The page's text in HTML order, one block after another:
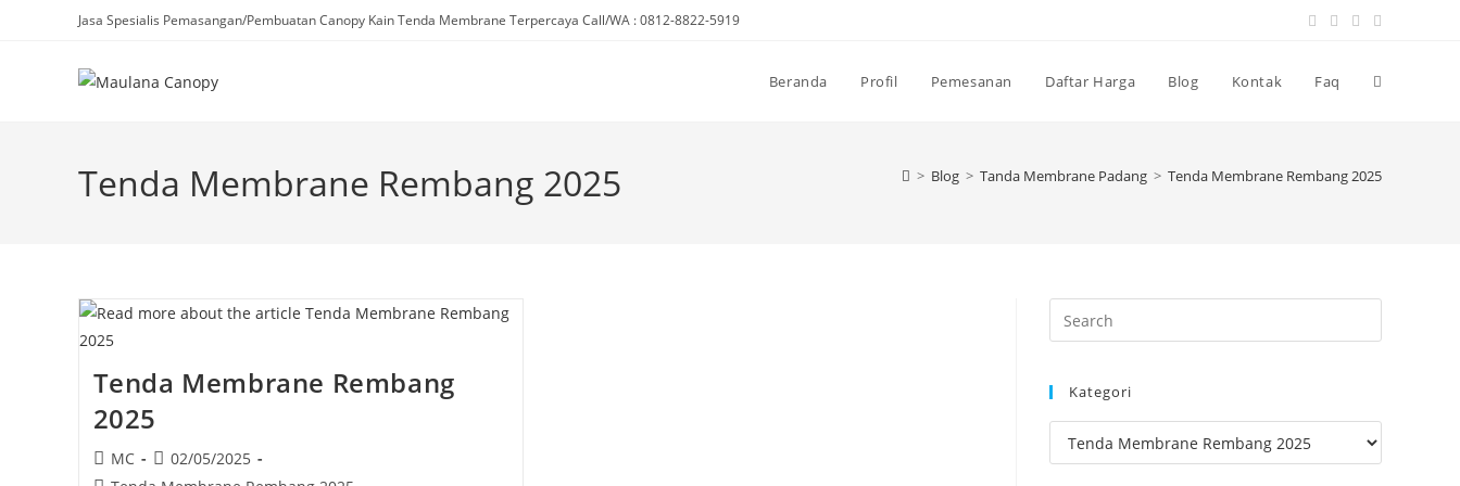
Jasa Spesialis Pemasangan/Pembuatan Canopy Kain Tenda Membrane Terpercaya Call/WA : 0812-8822-5919
Beranda Profil Pemesanan Daftar Harga Blog Kontak Faq Toggle
Tenda Membrane Rembang 2025 > Blog > Tanda Membrane Padang > Tenda Membrane Rembang 2025
Tenda Membrane Rembang
2025
Post
author:
MC
Post
published:
02/05/2025
Escape
the
Kategori
Kategori